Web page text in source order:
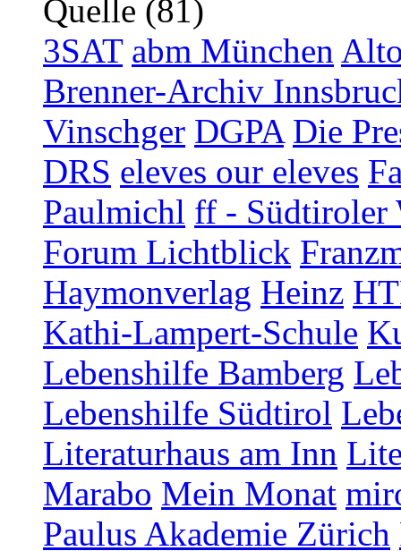
Quelle (81)
3SAT abm München
Brenner-Archiv
Vinschger DGPA Die
DRS eleves our eleves
Paulmichl ff - Südtiroler
Forum Lichtblick
Haymonverlag Heinz
Kathi-Lampert-Schule
Lebenshilfe Bamberg
Lebenshilfe Südtirol
Literaturhaus am Inn
Marabo Mein Monat
Paulus Akademie Zürich